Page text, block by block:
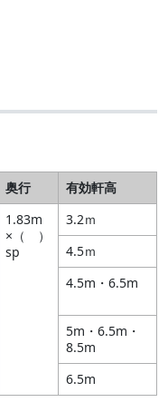
奥行
有効軒高
1.83m
×（ ）
sp
3.2ｍ
4.5ｍ
4.5m・6.5m
5m・6.5m・
8.5m
6.5m